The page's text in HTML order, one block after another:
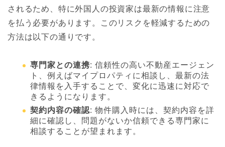
されるため、特に外国人の投資家は最新の情報に注意
を払う必要があります。このリスクを軽減するための
方法は以下の通りです。
専門家との連携: 信頼性の高い不動産エージェン
ト、例えばマイプロパティに相談し、最新の法
律情報を入手することで、変化に迅速に対応で
きるようになります。
契約内容の確認: 物件購入時には、契約内容を詳
細に確認し、問題がないか信頼できる専門家に
相談することが望まれます。